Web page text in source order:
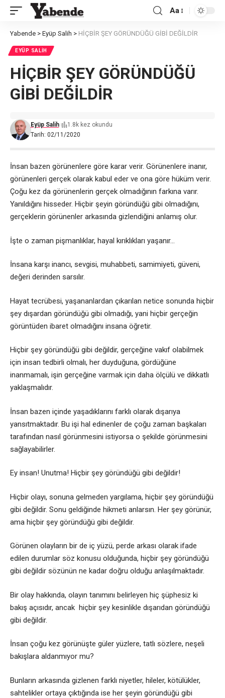
Font
Resizer
Aa
Yabende > Eyüp Salih > HİÇBİR ŞEY GÖRÜNDÜĞÜ GİBİ DEĞİLDİR
EYÜP SALIH
HİÇBİR ŞEY GÖRÜNDÜĞÜ
GİBİ DEĞİLDİR
Tarih: 02/11/2020
Eyüp Salih 1.8k kez okundu
İnsan bazen görünenlere göre karar verir. Görünenlere inanır,
görünenleri gerçek olarak kabul eder ve ona göre hüküm verir.
Çoğu kez da görünenlerin gerçek olmadığının farkına varır.
Yanıldığını hisseder. Hiçbir şeyin göründüğü gibi olmadığını,
gerçeklerin görünenler arkasında gizlendiğini anlamış olur.
İşte o zaman pişmanlıklar, hayal kırıklıkları yaşanır…
İnsana karşı inancı, sevgisi, muhabbeti, samimiyeti, güveni,
değeri derinden sarsılır.
Hayat tecrübesi, yaşananlardan çıkarılan netice sonunda hiçbir
şey dışardan göründüğü gibi olmadığı, yani hiçbir gerçeğin
görüntüden ibaret olmadığını insana öğretir.
Hiçbir şey göründüğü gibi değildir, gerçeğine vakıf olabilmek
için insan tedbirli olmalı, her duyduğuna, gördüğüne
inanmamalı, işin gerçeğine varmak için daha ölçülü ve dikkatlı
yaklaşmalıdır.
İnsan bazen içinde yaşadıklarını farklı olarak dışarıya
yansıtmaktadır. Bu işi hal edinenler de çoğu zaman başkaları
tarafından nasıl görünmesini istiyorsa o şekilde görünmesini
sağlayabilirler.
Ey insan! Unutma! Hiçbir şey göründüğü gibi değildir!
Hiçbir olayı, sonuna gelmeden yargılama, hiçbir şey göründüğü
gibi değildir. Sonu geldiğinde hikmeti anlarsın. Her şey görünür,
ama hiçbir şey göründüğü gibi değildir.
Görünen olayların bir de iç yüzü, perde arkası olarak ifade
edilen durumlar söz konusu olduğunda, hiçbir şey göründüğü
gibi değildir sözünün ne kadar doğru olduğu anlaşılmaktadır.
Bir olay hakkında, olayın tanımını belirleyen hiç şüphesiz ki
bakış açısıdır, ancak hiçbir şey kesinlikle dışarıdan göründüğü
gibi değildir.
İnsan çoğu kez görünüşte güler yüzlere, tatlı sözlere, neşeli
bakışlara aldanmıyor mu?
Bunların arkasında gizlenen farklı niyetler, hileler, kötülükler,
sahtelikler ortaya çıktığında ise her şeyin göründüğü gibi